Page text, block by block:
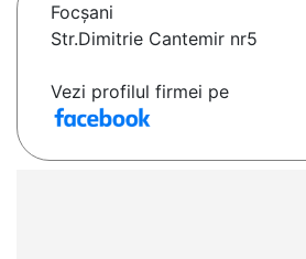
Focşani
Str.Dimitrie Cantemir nr5
Vezi profilul firmei pe